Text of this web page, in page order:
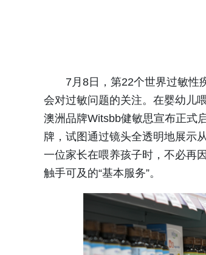
7月8日，第22个世界过敏性
会对过敏问题的关注。在婴幼儿
澳洲品牌Witsbb健敏思宣布正式
牌，试图通过镜头全透明地展
一位家长在喂养孩子时，不必再
触手可及的“基本服务”。